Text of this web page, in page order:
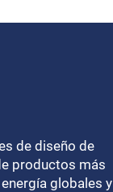
de diseño de
productos más
globales y